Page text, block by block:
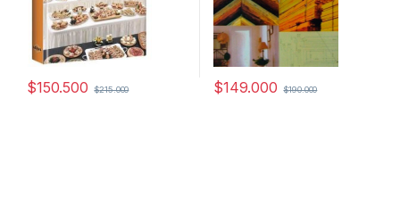
$150.500 $215.000 $149.000 $190.000